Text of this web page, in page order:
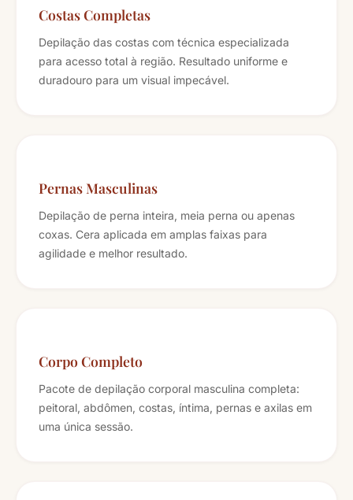
Costas Completas
Depilação das costas com técnica especializada
para acesso total à região. Resultado uniforme e
duradouro para um visual impecável.
Pernas Masculinas
Depilação de perna inteira, meia perna ou apenas
coxas. Cera aplicada em amplas faixas para
agilidade e melhor resultado.
Corpo Completo
Pacote de depilação corporal masculina completa:
peitoral, abdômen, costas, íntima, pernas e axilas em
uma única sessão.